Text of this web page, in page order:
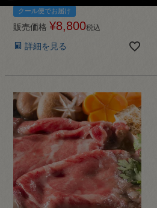
クール便でお届け
販売価格 ¥8,800税込
詳細を見る